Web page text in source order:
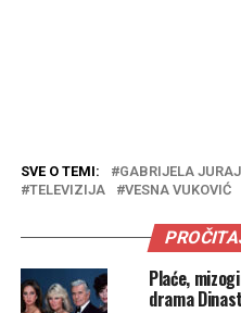
SVE O TEMI: GABRIJELA
TELEVIZIJA
VESNA VUKOVIĆ
Plaće,
drama